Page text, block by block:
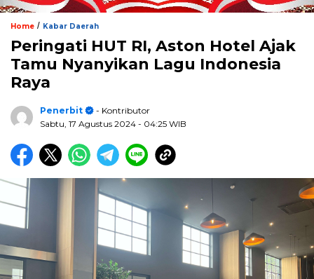
Home / Kabar Daerah
Peringati HUT RI, Aston Hotel Ajak
Tamu Nyanyikan Lagu Indonesia
Raya
Penerbit
- Kontributor
Sabtu, 17 Agustus 2024 - 04:25 WIB